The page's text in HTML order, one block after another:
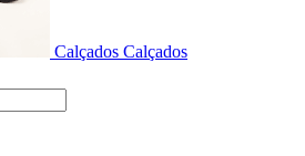
Calçados Calçados